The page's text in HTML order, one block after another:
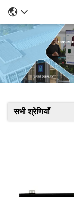
सभी श्रेणियाँ